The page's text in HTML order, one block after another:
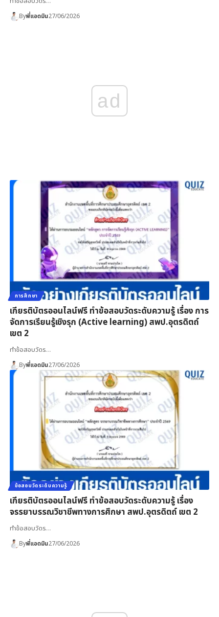
Byพี่แอดมิน27/06/2026
ad
การศึกษา
เกียรติบัตรออนไลน์ฟรี ทำข้อสอบวัดระดับความรู้ เรื่อง การ
จัดการเรียนรู้เชิงรุก (Active learning) สพป.อุตรดิตถ์
เขต 2
ทำข้อสอบวัดร…
Byพี่แอดมิน27/06/2026
ข้อสอบวัดระดับความรู้
เกียรติบัตรออนไลน์ฟรี ทำข้อสอบวัดระดับความรู้ เรื่อง
จรรยาบรรณวิชาชีพทางการศึกษา สพป.อุตรดิตถ์ เขต 2
ทำข้อสอบวัดร…
Byพี่แอดมิน27/06/2026